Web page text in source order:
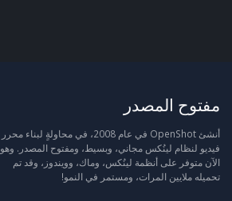
مفتوح المصدر
أنشئ OpenShot في عام 2008، في محاولةٍ لبناء محرر
فيديو لنظام لينُكس مجاني، وبسيط، ومفتوح المصدر. وهو
الآن متوفر على أنظمة لينُكس، وماك، وويندوز، وقد تم
تحميله ملايين المرات، ومستمر في النمو!